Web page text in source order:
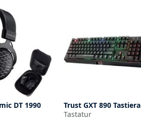
DT 1990
Trust GXT 890 Tastiera
Tastatur